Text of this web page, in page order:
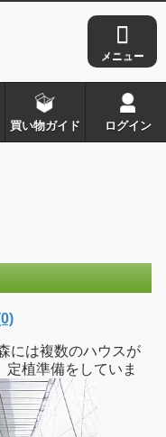
買い物ガイド ログイン
には複数のハウスが
植準備をしていま